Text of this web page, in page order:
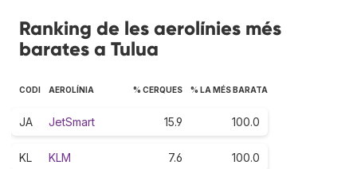
Ranking de les aerolínies més
barates a Tulua
CODI AEROLÍNIA % CERQUES % LA MÉS BARATA
JA JetSmart 15.9 100.0
KL KLM 7.6 100.0